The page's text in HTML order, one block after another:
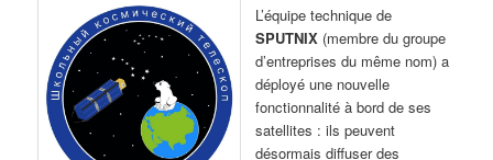
L’équipe technique de
SPUTNIX (membre du groupe
d’entreprises du même nom) a
déployé une nouvelle
fonctionnalité à bord de ses
satellites : ils peuvent
désormais diffuser des